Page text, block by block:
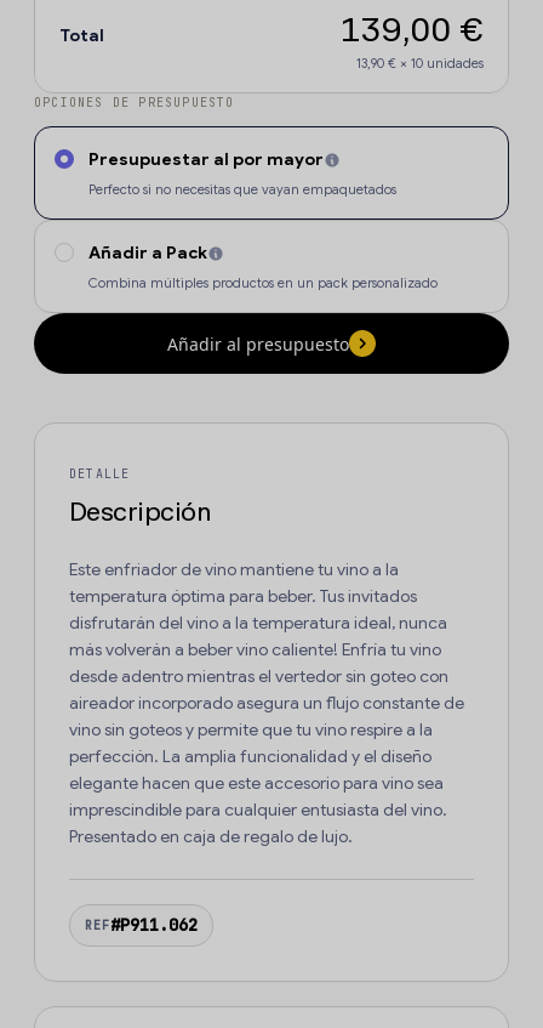
Total 139,00 €
13,90 € × 10 unidades
OPCIONES DE PRESUPUESTO
Presupuestar al por mayor
Perfecto si no necesitas que vayan empaquetados
Añadir a Pack
Combina múltiples productos en un pack personalizado
Añadir al presupuesto
DETALLE
Descripción
Este enfriador de vino mantiene tu vino a la
temperatura óptima para beber. Tus invitados
disfrutarán del vino a la temperatura ideal, nunca
más volverán a beber vino caliente! Enfría tu vino
desde adentro mientras el vertedor sin goteo con
aireador incorporado asegura un flujo constante de
vino sin goteos y permite que tu vino respire a la
perfección. La amplia funcionalidad y el diseño
elegante hacen que este accesorio para vino sea
imprescindible para cualquier entusiasta del vino.
Presentado en caja de regalo de lujo.
REF#P911.062